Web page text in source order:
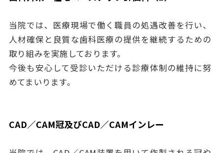
当院では、医療現場で働く職員の処遇改善を行い、
人材確保と良質な歯科医療の提供を継続するための
取り組みを実施しております。
今後も安心して受診いただける診療体制の維持に努
めてまいります。
CAD／CAM冠及びCAD／CAMインレー